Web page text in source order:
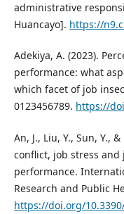
administrative
Huancayo]. https://
Adekiya, A. (2023).
performance: what
which facet of job
0123456789. https://
An, J., Liu, Y., Sun, Y.,
conflict, job stress
performance.
Research and Public
https://doi.org/